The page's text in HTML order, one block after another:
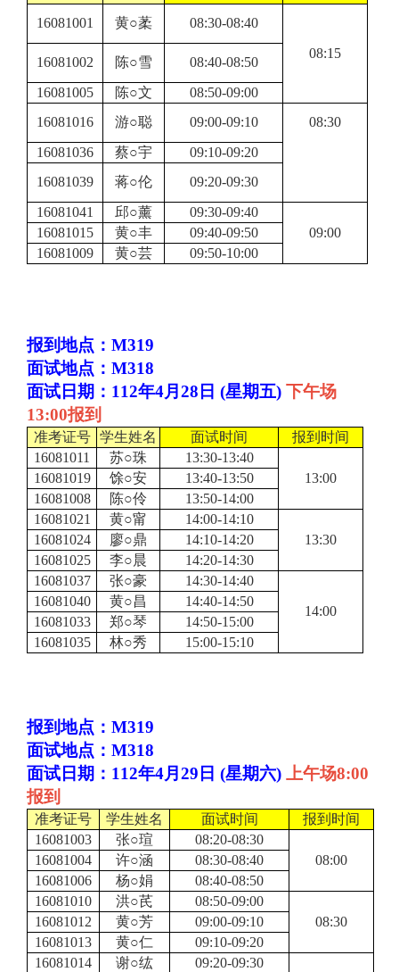
16081001 黄○葇
08:30-08:40
08:15
16081002 陈○雪
08:40-08:50
16081005
陈○文
08:50-09:00
16081016
游○聪 09:00-09:10
08:30
16081036
蔡○宇
09:10-09:20
16081039
蒋○伦
09:20-09:30
16081041
邱○薰
09:30-09:40
09:00
16081015 黄○丰
09:40-09:50
16081009
黄○芸 09:50-10:00
报到地点：M319
面试地点：M318
面试日期：112年4月28日 (星期五) 下午场
13:00报到
准考证号 学生姓名 面试时间
报到时间
16081011
苏○珠
13:30-13:40
13:00
16081019 馀○安
13:40-13:50
16081008
陈○伶
13:50-14:00
16081021
黄○甯
14:00-14:10
13:30
16081024 廖○鼎
14:10-14:20
16081025
李○晨
14:20-14:30
16081037
张○豪
14:30-14:40
14:00
16081040 黄○昌
14:40-14:50
16081033
郑○琴
14:50-15:00
16081035
林○秀 15:00-15:10
报到地点：M319
面试地点：M318
面试日期：112年4月29日 (星期六)
上午场8:00
报到
准考证号 学生姓名 面试时间
报到时间
16081003
张○瑄
08:20-08:30
08:00
16081004 许○涵
08:30-08:40
16081006
杨○娟
08:40-08:50
16081010
洪○芪
08:50-09:00
08:30
16081012 黄○芳
09:00-09:10
16081013
黄○仁
09:10-09:20
16081014
谢○纮
09:20-09:30